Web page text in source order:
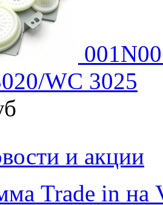
WC 3025
и акции
Trade in на